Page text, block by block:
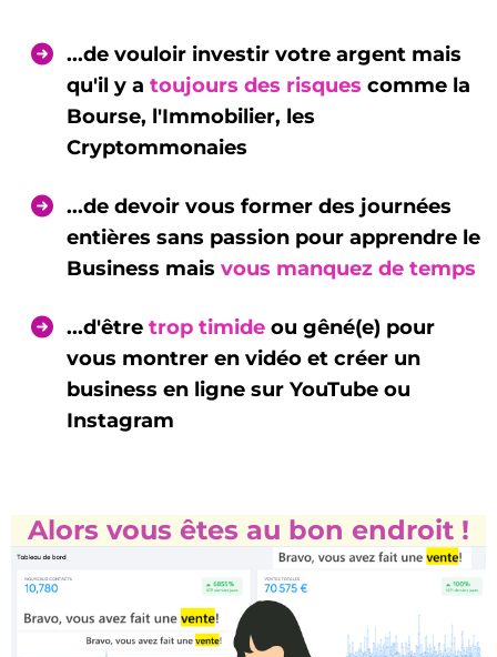
...de vouloir investir votre argent mais
qu'il y a toujours des risques comme la
Bourse, l'Immobilier, les
Cryptommonaies
...de devoir vous former des journées
entières sans passion pour apprendre le
Business mais vous manquez de temps
...d'être trop timide ou gêné(e) pour
vous montrer en vidéo et créer un
business en ligne sur YouTube ou
Instagram
Alors vous êtes au bon endroit !